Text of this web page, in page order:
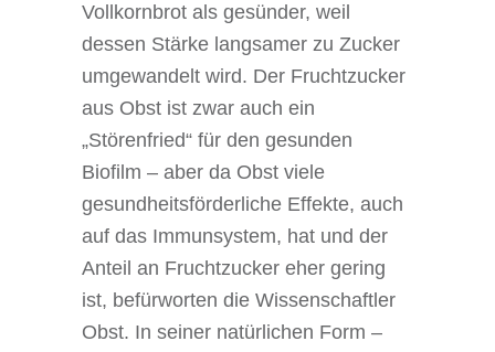
Vollkornbrot als gesünder, weil
dessen Stärke langsamer zu Zucker
umgewandelt wird. Der Fruchtzucker
aus Obst ist zwar auch ein
„Störenfried“ für den gesunden
Biofilm – aber da Obst viele
gesundheitsförderliche Effekte, auch
auf das Immunsystem, hat und der
Anteil an Fruchtzucker eher gering
ist, befürworten die Wissenschaftler
Obst. In seiner natürlichen Form –